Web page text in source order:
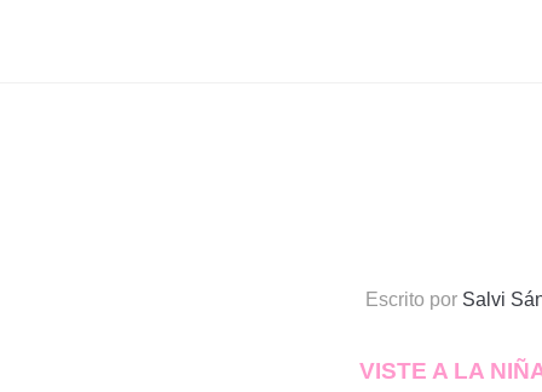
Escrito por Salvi
VISTE A LA